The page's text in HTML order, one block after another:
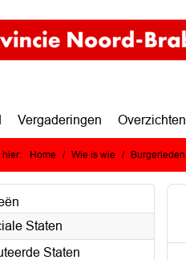
pagina
Vergaderingen Overzichten
hier: Home Wie is wie Burgerleden
Staten
Staten